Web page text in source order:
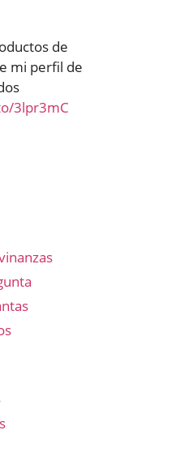
de
mi perfil de
3lpr3mC